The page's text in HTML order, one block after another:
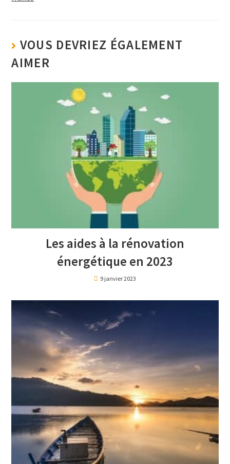
VOUS DEVRIEZ ÉGALEMENT
AIMER
Les aides à la rénovation
énergétique en 2023
9 janvier 2023